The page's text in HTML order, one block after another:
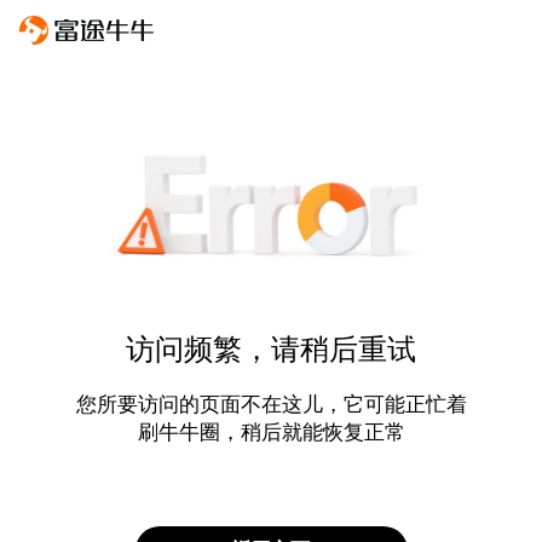
访问频繁，请稍后重试
您所要访问的页面不在这儿，它可能正忙着
刷牛牛圈，稍后就能恢复正常